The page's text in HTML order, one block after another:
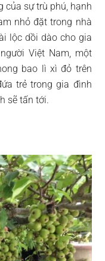
của sự trù phú, hạnh
nhỏ đặt trong nhà
lộc dồi dào cho gia
Việt Nam, một
bao lì xì đỏ trên
trẻ trong gia đình
sẽ tấn tới.